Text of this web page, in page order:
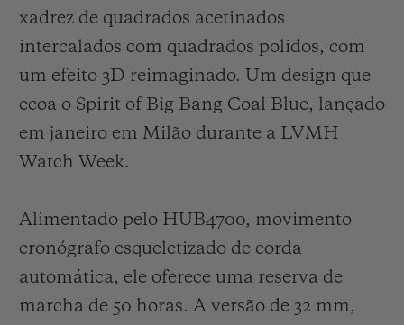
xadrez de quadrados acetinados
intercalados com quadrados polidos, com
um efeito 3D reimaginado. Um design que
ecoa o Spirit of Big Bang Coal Blue, lançado
em janeiro em Milão durante a LVMH
Watch Week.
Alimentado pelo HUB4700, movimento
cronógrafo esqueletizado de corda
automática, ele oferece uma reserva de
marcha de 50 horas. A versão de 32 mm,